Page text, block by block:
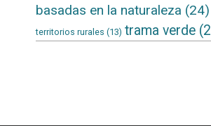
basadas en la naturaleza (24)
territorios rurales (13) trama verde